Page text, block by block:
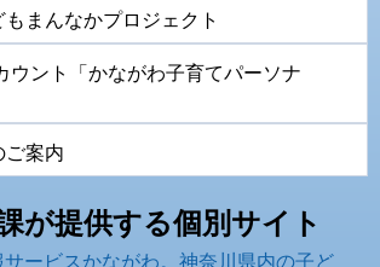
まんなかプロジェクト
ウント「かながわ子育てパーソナ
ご案内
が提供する個別サイト